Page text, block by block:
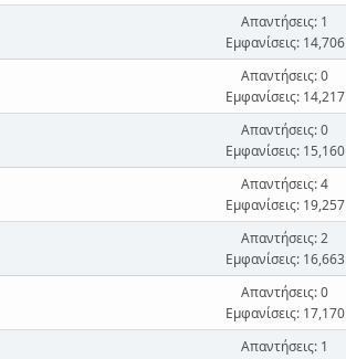
Απαντήσεις: 1
Εμφανίσεις: 14,706
Απαντήσεις: 0
Εμφανίσεις: 14,217
Απαντήσεις: 0
Εμφανίσεις: 15,160
Απαντήσεις: 4
Εμφανίσεις: 19,257
Απαντήσεις: 2
Εμφανίσεις: 16,663
Απαντήσεις: 0
Εμφανίσεις: 17,170
Απαντήσεις: 1